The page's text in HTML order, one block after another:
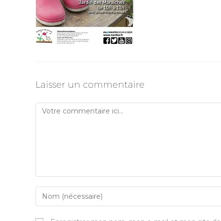
Laisser un commentaire
Comment
Enter
your
name